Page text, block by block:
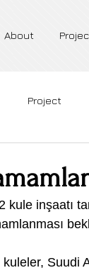
About
Project
kule inşaatı
Suudi